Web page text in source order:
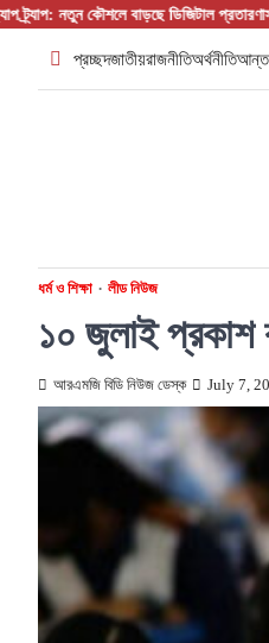
Skip
content
বাড়ছে ডিজিটাল প্রতারণাসমমর্মী নেতৃত্বই
প্রচ্ছদজাতীয়রাজনীতিঅর্থনীতি
ধর্ম ও শিক্ষা লীড নিউজ
১০ জুলাই প্রকাশ
আরএমজি বিডি নিউজ ডেস্ক July 7,